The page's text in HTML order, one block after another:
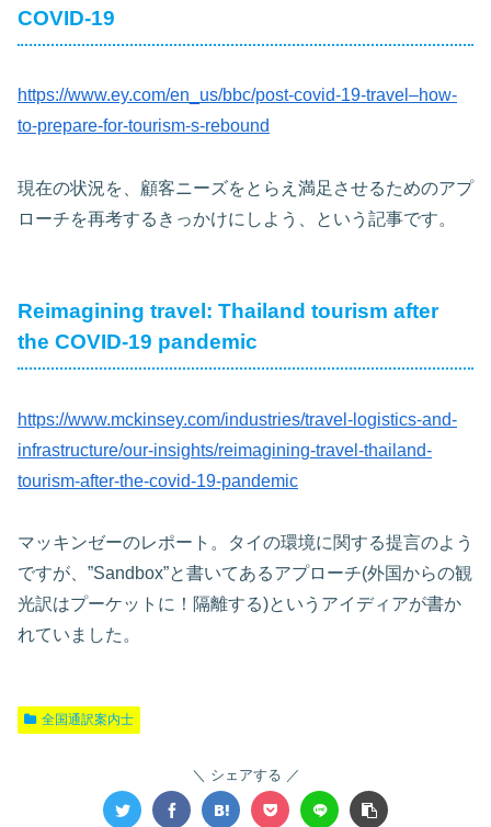
COVID-19
https://www.ey.com/en_us/bbc/post-covid-19-travel–how-
to-prepare-for-tourism-s-rebound
現在の状況を、顧客ニーズをとらえ満足させるためのアプ
ローチを再考するきっかけにしよう、という記事です。
Reimagining travel: Thailand tourism after
the COVID-19 pandemic
https://www.mckinsey.com/industries/travel-logistics-and-
infrastructure/our-insights/reimagining-travel-thailand-
tourism-after-the-covid-19-pandemic
マッキンゼーのレポート。タイの環境に関する提言のよう
ですが、”Sandbox”と書いてあるアプローチ(外国からの観
光訳はプーケットに！隔離する)というアイディアが書か
れていました。
全国通訳案内士
シェアする